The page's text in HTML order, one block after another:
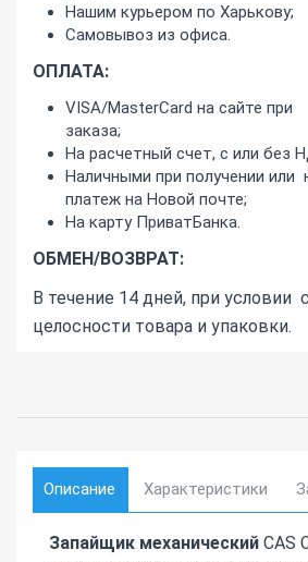
Нашим курьером по Харькову;
Самовывоз из офиса.
ОПЛАТА:
VISA/MasterCard на сайте
заказа;
На расчетный счет, с или без
Наличными при получении или
платеж на Новой почте;
На карту ПриватБанка.
ОБМЕН/ВОЗВРАТ:
В течение 14 дней, при условии
целосности товара и упаковки.
Описание Характеристики
Запайщик механический CAS